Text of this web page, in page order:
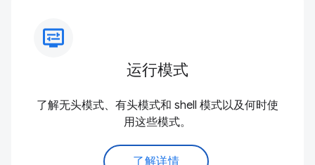
display_settings
运行模式
了解无头模式、有头模式和 shell 模式以及何时使
用这些模式。
了解详情